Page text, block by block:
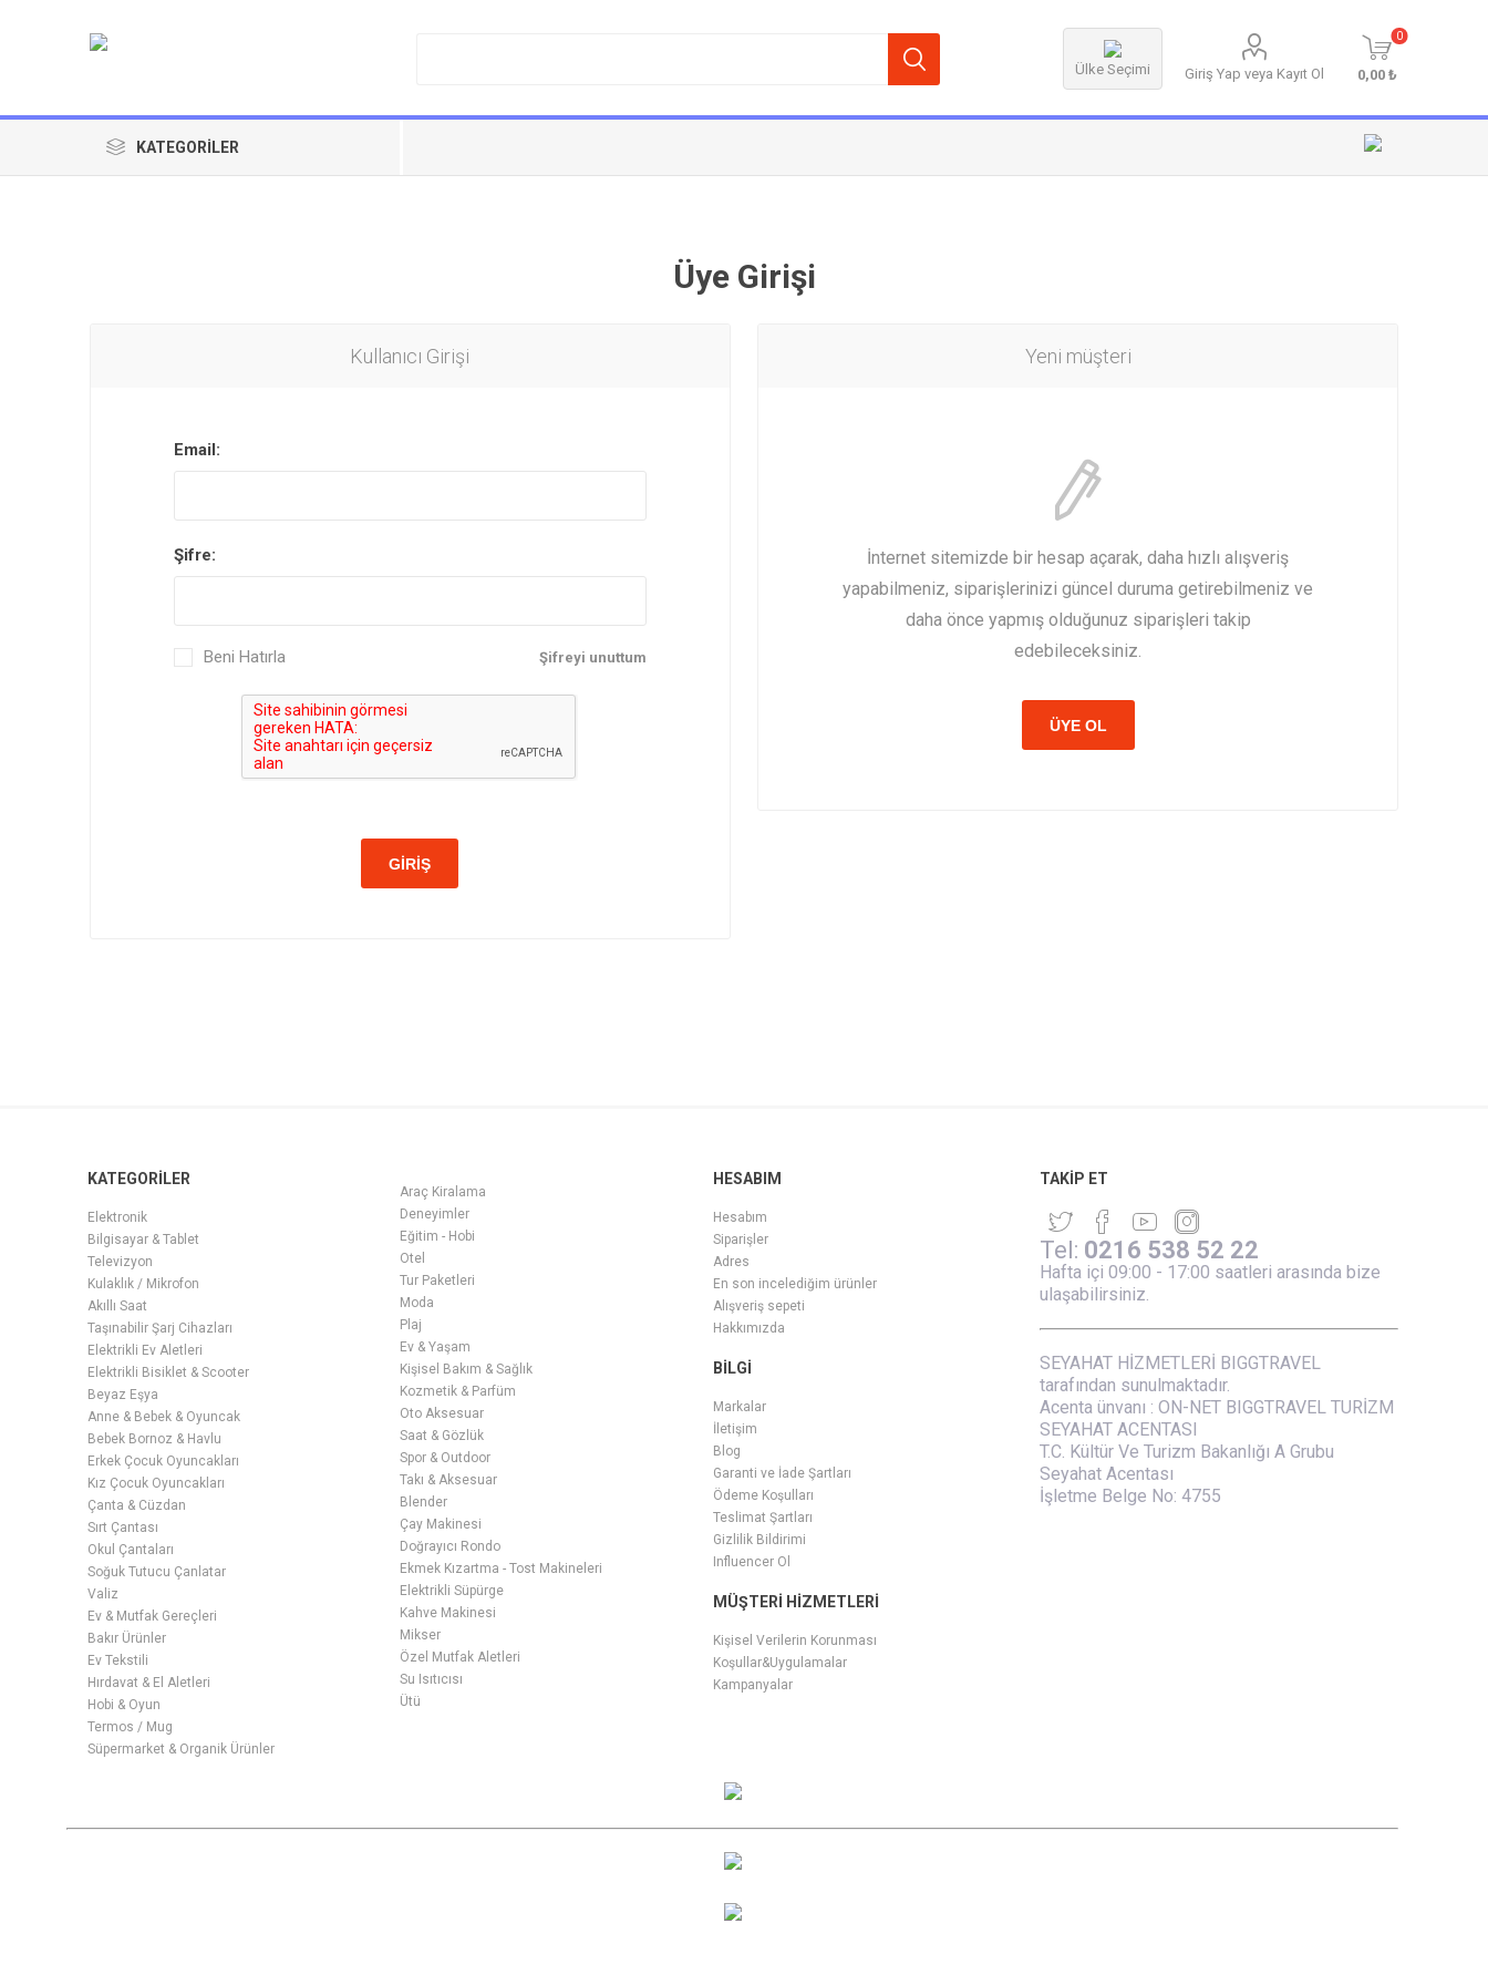
Ülke Seçimi Giriş Yap veya Kayıt Ol
0
0,00 ₺
KATEGORILER
Üye Girişi
Yeni müşteri
İnternet sitemizde bir hesap açarak, daha hızlı alışveriş
yapabilmeniz, siparişlerinizi güncel duruma getirebilmeniz ve
daha önce yapmış olduğunuz siparişleri takip
edebileceksiniz.
Kullanıcı Girişi
Email:
Şifre:
Beni Hatırla Şifreyi unuttum
KATEGORİLER
Elektronik
Bilgisayar & Tablet
Televizyon
Kulaklık / Mikrofon
Akıllı Saat
Taşınabilir Şarj Cihazları
Elektrikli Ev Aletleri
Elektrikli Bisiklet & Scooter
Beyaz Eşya
Anne & Bebek & Oyuncak
Bebek Bornoz & Havlu
Erkek Çocuk Oyuncakları
Kız Çocuk Oyuncakları
Çanta & Cüzdan
Sırt Çantası
Okul Çantaları
Soğuk Tutucu Çanlatar
Valiz
Ev & Mutfak Gereçleri
Bakır Ürünler
Ev Tekstili
Hırdavat & El Aletleri
Hobi & Oyun
Termos / Mug
Süpermarket & Organik Ürünler
Araç Kiralama
Deneyimler
Eğitim - Hobi
Otel
Tur Paketleri
Moda
Plaj
Ev & Yaşam
Kişisel Bakım & Sağlık
Kozmetik & Parfüm
Oto Aksesuar
Saat & Gözlük
Spor & Outdoor
Takı & Aksesuar
Blender
Çay Makinesi
Doğrayıcı Rondo
Ekmek Kızartma - Tost Makineleri
Elektrikli Süpürge
Kahve Makinesi
Mikser
Özel Mutfak Aletleri
Su Isıtıcısı
Ütü
HESABIM
Hesabım
Siparişler
Adres
En son incelediğim ürünler
Alışveriş sepeti
Hakkımızda
BILGI
Markalar
İletişim
Blog
Garanti ve İade Şartları
Ödeme Koşulları
Teslimat Şartları
Gizlilik Bildirimi
Influencer Ol
MÜŞTERI HIZMETLERI
Kişisel Verilerin Korunması
Koşullar&Uygulamalar
Kampanyalar
TAKIP ET
Tel: 0216 538 52 22
Hafta içi 09:00 - 17:00 saatleri arasında bize
ulaşabilirsiniz.
SEYAHAT HİZMETLERİ BIGGTRAVEL
tarafından sunulmaktadır.
Acenta ünvanı : ON-NET BIGGTRAVEL TURİZM
SEYAHAT ACENTASI
T.C. Kültür Ve Turizm Bakanlığı A Grubu
Seyahat Acentası
İşletme Belge No: 4755